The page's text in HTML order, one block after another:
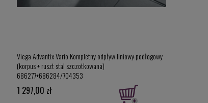
Viega Advantix Vario Kompletny odpływ liniowy podłogowy
(korpus + ruszt stal szczotkowana)
686277+686284/704353
1 297,00 zł